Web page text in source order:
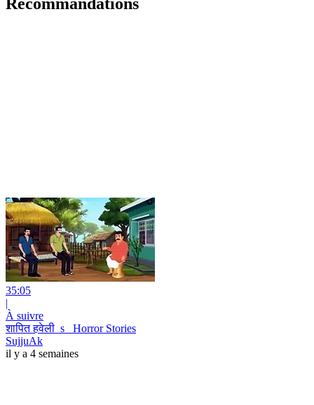
Recommandations
35:05
|
À suivre
शापित हवेली_s_ Horror Stories
SujjuAk
il y a 4 semaines